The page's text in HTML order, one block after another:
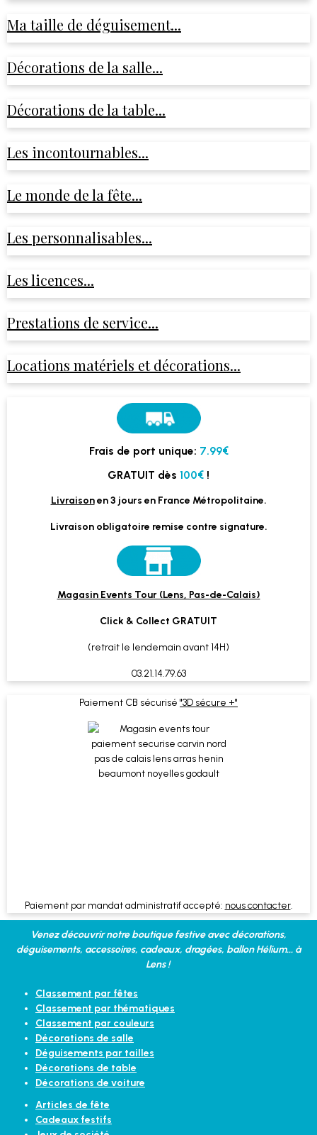
Ma taille de déguisement...
Décorations de la salle...
Décorations de la table...
Les incontournables...
Le monde de la fête...
Les personnalisables...
Les licences...
Prestations de service...
Locations matériels et décorations...
Frais de port unique: 7.99€
GRATUIT dès 100€ !
Livraisonen 3 jours en France Métropolitaine.
Livraison obligatoire remise contre signature.
Magasin Events Tour (Lens, Pas-de-Calais)
Click & Collect GRATUIT
(retrait le lendemain avant 14H)
03.21.14.79.63
Paiement CB sécurisé "3D sécure +"
Paiement par mandat administratif accepté: nous contacter.
Venez découvrir notre boutique festive avec décorations,
déguisements, accessoires, cadeaux, dragées, ballon Hélium... à
Lens !
Classement par fêtes
Classement par thématiques
Classement par couleurs
Décorations de salle
Déguisements par tailles
Décorations de table
Décorations de voiture
Articles de fête
Cadeaux festifs